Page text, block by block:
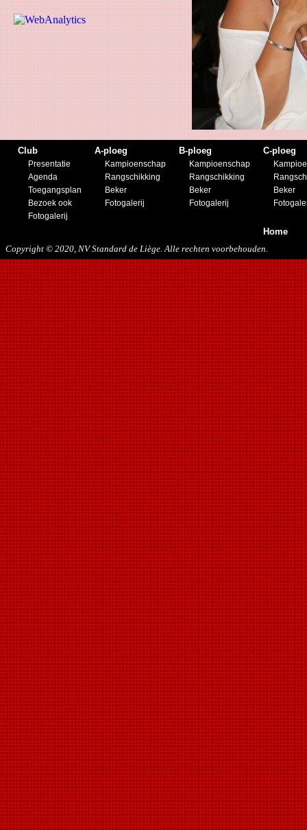
Club
Presentatie
Agenda
Toegangsplan
Bezoek ook
Fotogalerij
A-ploeg
Kampioenschap
Rangschikking
Beker
Fotogalerij
B-ploeg
Kampioenschap
Rangschikking
Beker
Fotogalerij
C-ploeg
Beker
Home
Copyright © 2020, NV Standard de Liège. Alle rechten voorbehouden.